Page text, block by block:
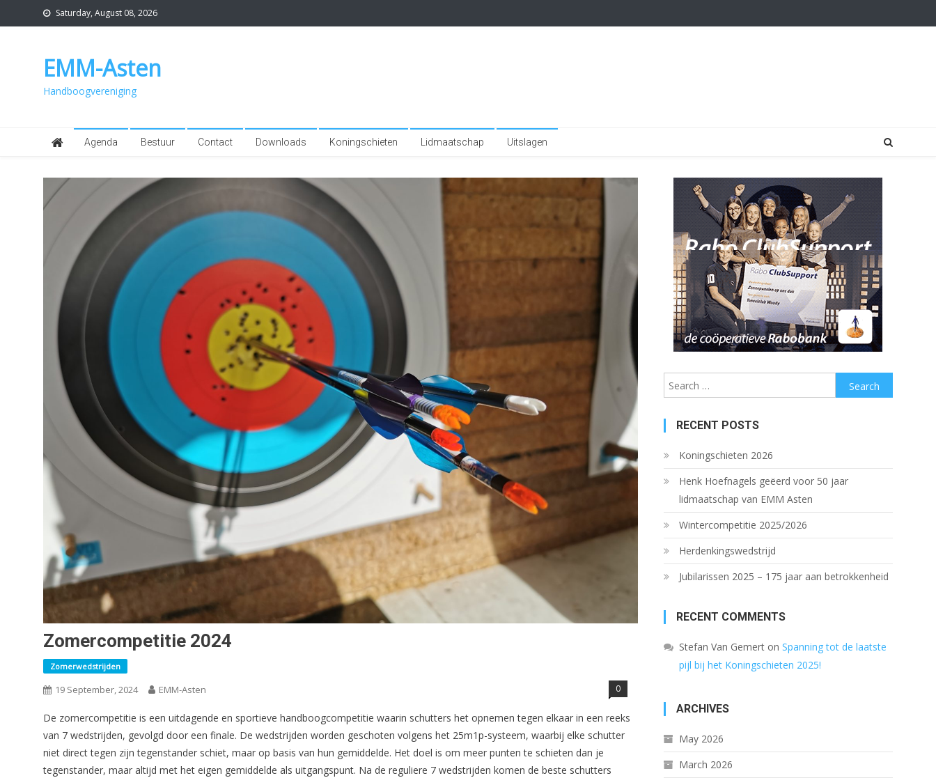
to
Saturday, August 08, 2026
EMM-Asten
Handboogvereniging
Agenda Bestuur Contact Downloads Koningschieten Lidmaatschap Uitslagen
Zomercompetitie 2024
Zomerwedstrijden
19 September, 2024 EMM-Asten 0
De zomercompetitie is een uitdagende en sportieve handboogcompetitie waarin schutters het opnemen tegen elkaar in een reeks
van 7 wedstrijden, gevolgd door een finale. De wedstrijden worden geschoten volgens het 25m1p-systeem, waarbij elke schutter
niet direct tegen zijn tegenstander schiet, maar op basis van hun gemiddelde. Het doel is om meer punten te schieten dan je
tegenstander, maar altijd met het eigen gemiddelde als uitgangspunt. Na de reguliere 7 wedstrijden komen de beste schutters
Search
for:
RECENT POSTS
Koningschieten 2026
Henk Hoefnagels geëerd voor 50 jaar
lidmaatschap van EMM Asten
Wintercompetitie 2025/2026
Herdenkingswedstrijd
Jubilarissen 2025 – 175 jaar aan betrokkenheid
RECENT COMMENTS
Stefan Van Gemerton Spanning tot de laatste
pijl bij het Koningschieten 2025!
ARCHIVES
May 2026
March 2026